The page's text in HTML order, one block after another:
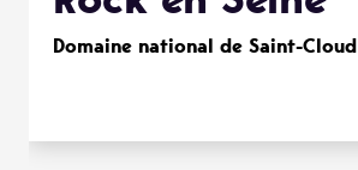
Domaine national de Saint-Cloud